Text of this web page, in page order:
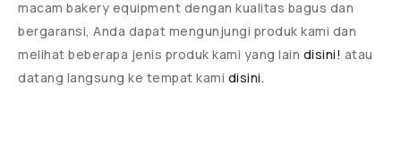
macam bakery equipment dengan kualitas bagus dan
bergaransi, Anda dapat mengunjungi produk kami dan
melihat beberapa jenis produk kami yang lain disini! atau
datang langsung ke tempat kami disini.